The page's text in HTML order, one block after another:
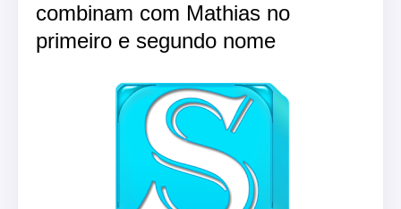
combinam com Mathias no
primeiro e segundo nome